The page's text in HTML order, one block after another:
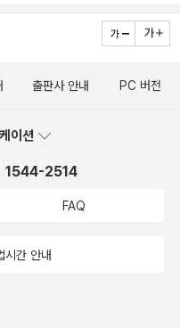
처럼 음울한 왈츠에 맞춰 춤
검은 발레리노의 왈츠는 끝
웃고 있다. 버지니아 호
는 사내, 대니 부르먼 TD
문장과 상상력으로 만들어
누구나 가능하겠지만, 어
은 후 조카에게 건네야할 정
어봐야 좀 더 빨리 장건강
그러지기는 커녕 빗줄기가
출판사 안내 PC 버전
이션
1544-2514
FAQ
시간 안내